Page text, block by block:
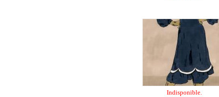
Indisponible.